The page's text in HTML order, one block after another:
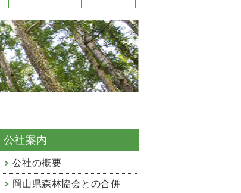
公社案内
公社の概要
岡山県森林協会との合併